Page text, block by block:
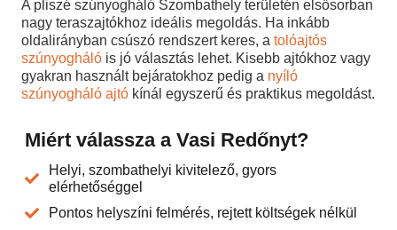
A pliszé szúnyogháló Szombathely területén elsősorban
nagy teraszajtókhoz ideális megoldás. Ha inkább
oldalirányban csúszó rendszert keres, a tolóajtós
szúnyogháló is jó választás lehet. Kisebb ajtókhoz vagy
gyakran használt bejáratokhoz pedig a nyíló
szúnyogháló ajtó kínál egyszerű és praktikus megoldást.
Miért válassza a Vasi Redőnyt?
Helyi, szombathelyi kivitelező, gyors
elérhetőséggel
Pontos helyszíni felmérés, rejtett költségek nélkül